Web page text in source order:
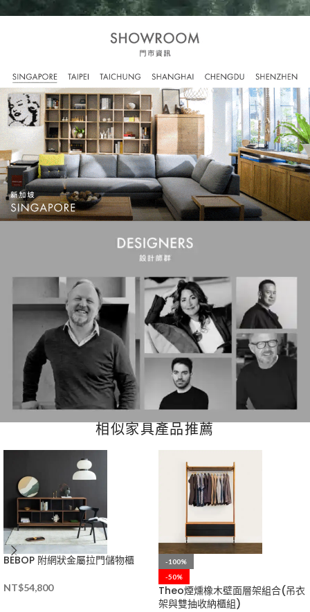
相似家具產品推薦
BEBOP 附網狀金屬拉門儲物櫃
NT$54,800
-100%
-50%
Theo煙燻橡木壁面層架組合(吊衣
架與雙抽收納櫃組)